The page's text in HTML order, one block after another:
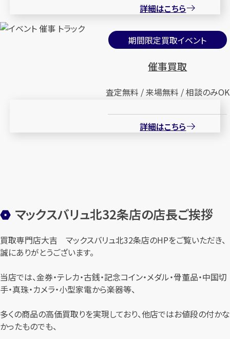
詳細はこちら
期間限定買取イベント
催事買取
査定無料 / 来場無料 / 相談のみOK
詳細はこちら
マックスバリュ北32条店の店長ご挨拶
買取専門店大吉 マックスバリュ北32条店のHPをご覧いただき、
誠にありがとうございます。
当店では、金券・テレカ・古銭・記念コイン・メダル・骨董品・中国切
手・真珠・カメラ・小型家電から楽器等、
多くの商品の高価買取りを実現しており、他店ではお値段の付かな
かったものでも、